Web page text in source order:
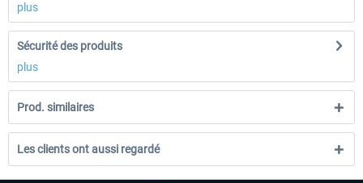
plus
Sécurité des produits
plus
Prod. similaires
Les clients ont aussi regardé